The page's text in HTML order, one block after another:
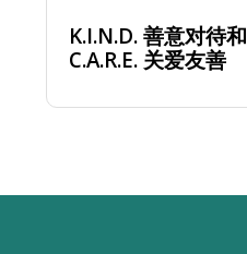
K.I.N.D. 善意对待和
C.A.R.E. 关爱友善